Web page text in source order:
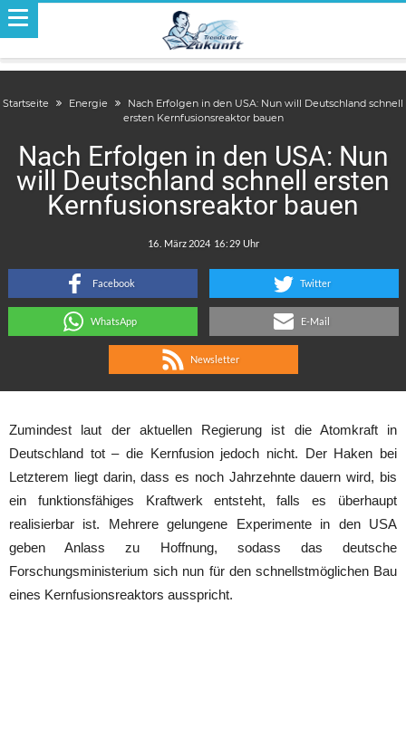
Startseite Energie
Nach Erfolgen in den USA: Nun will Deutschland schnell
ersten Kernfusionsreaktor bauen
Nach Erfolgen in den USA: Nun
will Deutschland schnell ersten
Kernfusionsreaktor bauen
:
Facebook Twitter
WhatsApp E-Mail
Newsletter
Zumindest laut der aktuellen Regierung ist die Atomkraft in
Deutschland tot – die Kernfusion jedoch nicht. Der Haken bei
Letzterem liegt darin, dass es noch Jahrzehnte dauern wird, bis
ein funktionsfähiges Kraftwerk entsteht, falls es überhaupt
realisierbar ist. Mehrere gelungene Experimente in den USA
geben Anlass zu Hoffnung, sodass das deutsche
Forschungsministerium sich nun für den schnellstmöglichen Bau
eines Kernfusionsreaktors ausspricht.